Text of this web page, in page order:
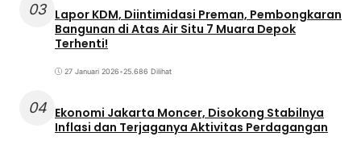
03 Lapor KDM, Diintimidasi Preman, Pembongkaran
Bangunan di Atas Air Situ 7 Muara Depok
Terhenti!
27 Januari 2026•25.686 Dilihat
04 Ekonomi Jakarta Moncer, Disokong Stabilnya
Inflasi dan Terjaganya Aktivitas Perdagangan